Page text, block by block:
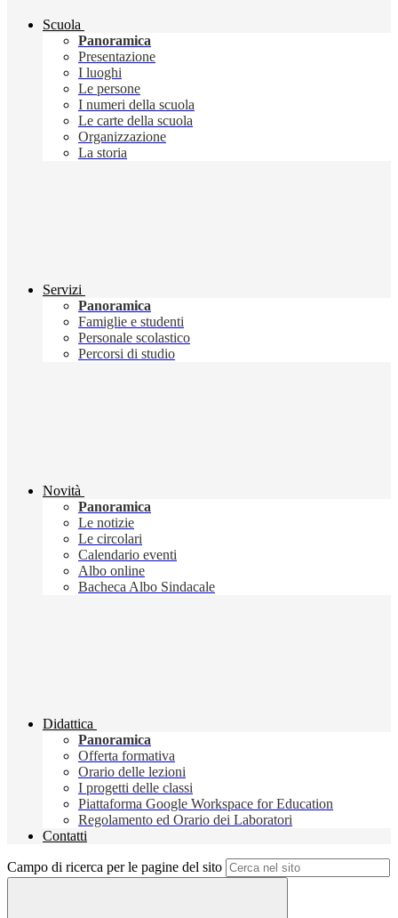
Scuola
Panoramica
Presentazione
I luoghi
Le persone
I numeri della scuola
Le carte della scuola
Organizzazione
La storia
Servizi
Panoramica
Famiglie e studenti
Personale scolastico
Percorsi di studio
Novità
Panoramica
Le notizie
Le circolari
Calendario eventi
Albo online
Bacheca Albo Sindacale
Didattica
Panoramica
Offerta formativa
Orario delle lezioni
I progetti delle classi
Piattaforma Google Workspace for Education
Regolamento ed Orario dei Laboratori
Contatti
Campo di ricerca per le pagine del sito